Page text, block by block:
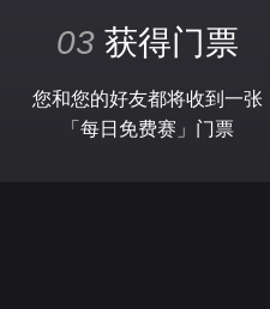
03 获得门票
您和您的好友都将收到一张
「每日免费赛」门票